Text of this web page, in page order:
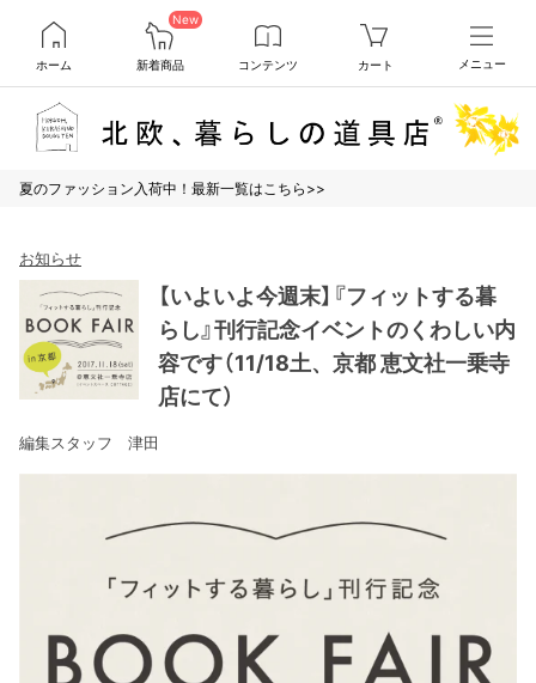
ホーム
New
新着商品 コンテンツ カート メニュー
夏のファッション入荷中！最新一覧はこちら>>
お知らせ
【いよいよ今週末】『フィットする暮
らし』刊行記念イベントのくわしい内
容です（11/18土、京都 恵文社一乗寺
店にて）
編集スタッフ 津田